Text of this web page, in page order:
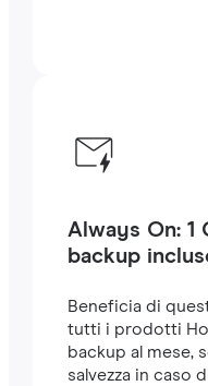
Always On: 1
backup
Beneficia di
tutti i prodotti
backup al mese,
salvezza in caso